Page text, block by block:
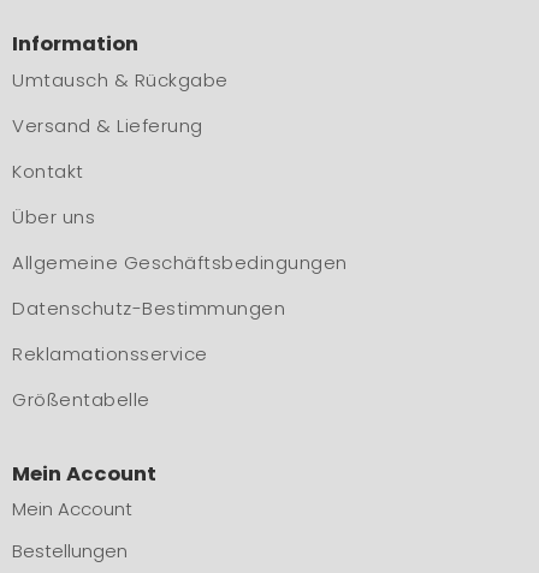
Information
Umtausch & Rückgabe
Versand & Lieferung
Kontakt
Über uns
Allgemeine Geschäftsbedingungen
Datenschutz-Bestimmungen
Reklamationsservice
Größentabelle
Mein Account
Mein Account
Bestellungen